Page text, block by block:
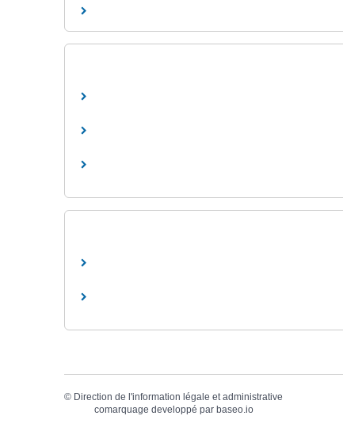
© Direction de l'information légale et administrative
comarquage developpé par baseo.io